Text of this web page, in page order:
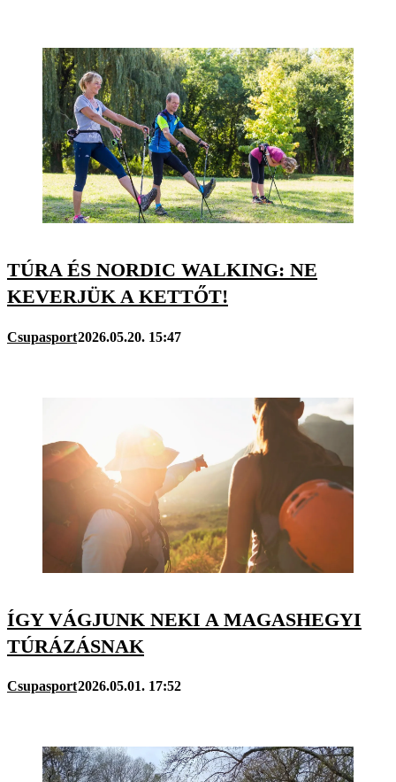
TÚRA ÉS NORDIC WALKING: NE
KEVERJÜK A KETTŐT!
Csupasport2026.05.20. 15:47
ÍGY VÁGJUNK NEKI A MAGASHEGYI
TÚRÁZÁSNAK
Csupasport2026.05.01. 17:52